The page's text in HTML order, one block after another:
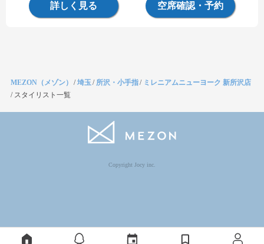
詳しく見る 空席確認・予約
MEZON（メゾン） /埼玉/ 所沢・小手指/ ミレニアムニューヨーク 新所沢店
/ スタイリスト一覧
Copyright Jocy inc.